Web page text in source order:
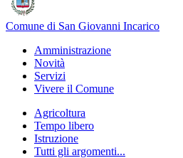
Comune di San Giovanni Incarico
Amministrazione
Novità
Servizi
Vivere il Comune
Agricoltura
Tempo libero
Istruzione
Tutti gli argomenti...